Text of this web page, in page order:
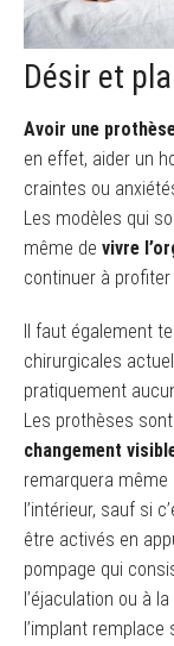
Désir et
Avoir une
en effet, aider un
craintes ou
Les modèles qui
même de vivre
continuer à
Il faut également
chirurgicales
pratiquement
Les prothèses
changement
remarquera même
l’intérieur, sauf si
être activés en
pompage qui
l’éjaculation ou à
l’implant